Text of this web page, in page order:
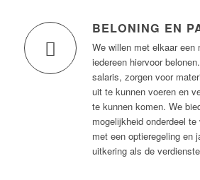
BELONING EN
We willen met elkaar een
iedereen hiervoor
salaris, zorgen voor
uit te kunnen voeren en
te kunnen komen. We
mogelijkheid onderdeel
met een optieregeling en
uitkering als de